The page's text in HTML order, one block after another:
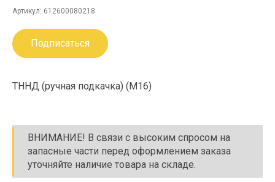
Артикул: 612600080218
Подписаться
ТННД (ручная подкачка) (М16)
ВНИМАНИЕ! В связи с высоким спросом на
запасные части перед оформлением заказа
уточняйте наличие товара на складе.